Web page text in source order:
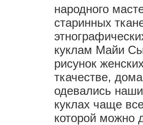
народного
старинных
куклам Майи
рисунок
ткачестве,
одевались
куклах чаще
которой можно